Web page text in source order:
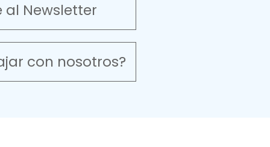
al Newsletter
con nosotros?